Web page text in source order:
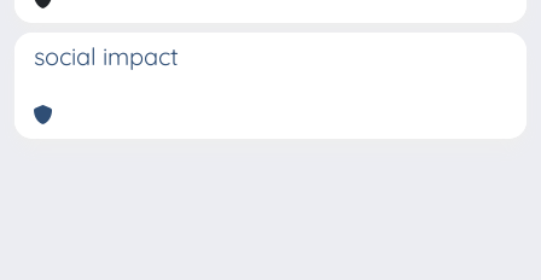
social impact